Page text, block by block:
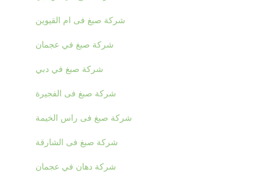
شركة صبغ فى ام القيوين
شركة صبغ في عجمان
شركة صبغ في دبي
شركة صبغ فى الفجيرة
شركة صبغ فى راس الخيمة
شركة صبغ فى الشارقة
شركة دهان في عجمان